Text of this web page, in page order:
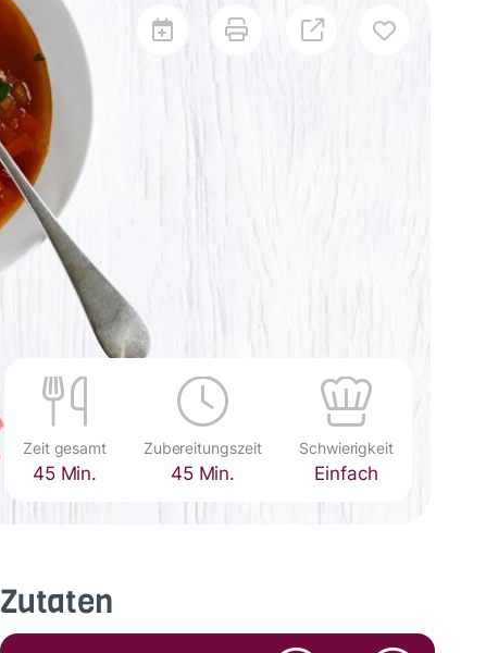
Zeit gesamt
45 Min.
Zubereitungszeit
45 Min.
Schwierigkeit
Einfach
Zutaten